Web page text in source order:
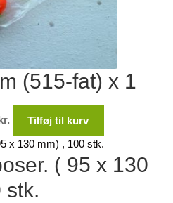
(515-fat) x 1
kr.
pris
er:
4,00 kr..
Tilføj til kurv
( 95 x 130
stk.